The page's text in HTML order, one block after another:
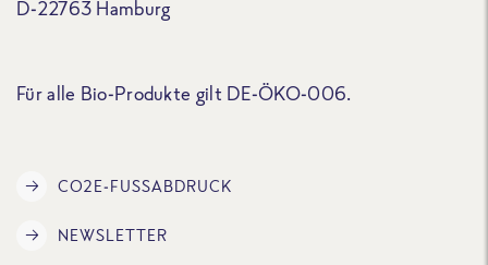
D-22763 Hamburg
Für alle Bio-Produkte gilt DE-ÖKO-006.
CO2E-FUSSABDRUCK
NEWSLETTER